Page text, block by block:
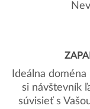
Ideálna
si návštevník
súvisieť s